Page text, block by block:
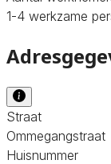
1-4 werkzame
Straat
Ommegangstraat
Huisnummer